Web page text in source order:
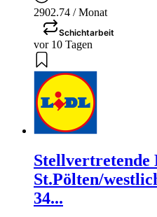
2902.74 / Monat
Schichtarbeit
vor 10 Tagen
St.Pölten/
34...